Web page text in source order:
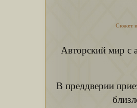
Сюжет
Авторский мир с
В преддверии